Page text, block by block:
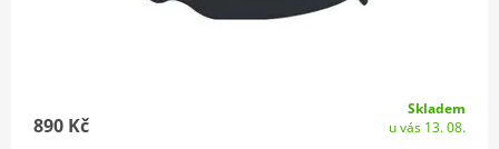
890 Kč
Skladem
u vás 13. 08.